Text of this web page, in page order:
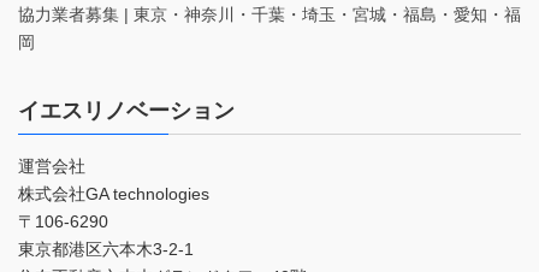
協力業者募集 | 東京・神奈川・千葉・埼玉・宮城・福島・愛知・福
岡
イエスリノベーション
運営会社
株式会社GA technologies
〒106-6290
東京都港区六本木3-2-1